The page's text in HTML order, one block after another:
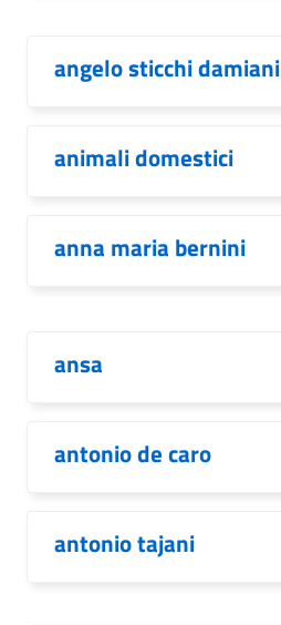
angelo sticchi damiani
animali domestici
anna maria bernini
ansa
antonio de caro
antonio tajani